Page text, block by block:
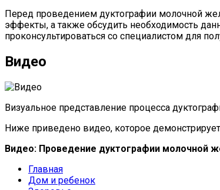
Перед проведением дуктографии молочной
эффекты, а также обсудить необходимость
проконсультироваться со специалистом для
Видео
Визуальное представление процесса
Ниже приведено видео, которое
Видео: Проведение дуктографии молочной
Главная
Дом и ребенок